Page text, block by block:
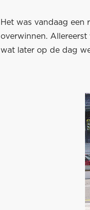
Het was vandaag een
overwinnen.
wat later op de dag